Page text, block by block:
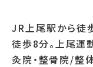
JR上尾駅から徒
徒歩8分。上尾運
灸院・整骨院/整